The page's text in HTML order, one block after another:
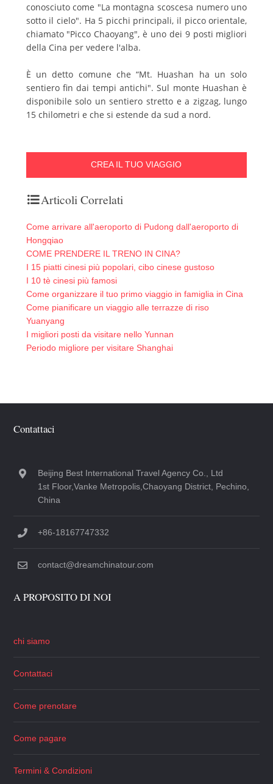
conosciuto come "La montagna scoscesa numero uno
sotto il cielo". Ha 5 picchi principali, il picco orientale,
chiamato "Picco Chaoyang", è uno dei 9 posti migliori
della Cina per vedere l'alba.
È un detto comune che “Mt. Huashan ha un solo
sentiero fin dai tempi antichi". Sul monte Huashan è
disponibile solo un sentiero stretto e a zigzag, lungo
15 chilometri e che si estende da sud a nord.
CREA IL TUO VIAGGIO
Articoli Correlati
Come arrivare all'aeroporto di Pudong dall'aeroporto di
Hongqiao
COME PRENDERE IL TRENO IN CINA?
I 15 piatti cinesi più popolari, cibo cinese gustoso
I 10 tè cinesi più famosi
Come organizzare il tuo primo viaggio in famiglia in Cina
Come pianificare un viaggio alle terrazze di riso
Yuanyang
I migliori posti da visitare nello Yunnan
Periodo migliore per visitare Shanghai
Contattaci
Beijing Best International Travel Agency Co., Ltd
1st Floor,Vanke Metropolis,Chaoyang District, Pechino,
China
+86-18167747332
contact@dreamchinatour.com
A PROPOSITO DI NOI
chi siamo
Contattaci
Come prenotare
Come pagare
Termini & Condizioni